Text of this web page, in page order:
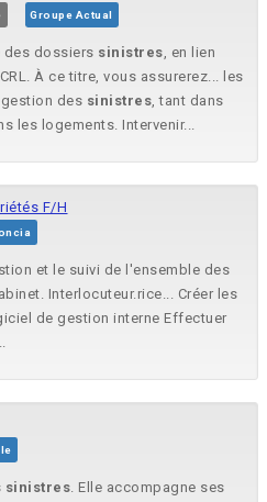
Groupe Actual
des dossiers sinistres, en lien
À ce titre, vous assurerez... les
des sinistres, tant dans
les logements. Intervenir...
F/H
et le suivi de l'ensemble des
Interlocuteur.rice... Créer les
de gestion interne Effectuer
sinistres. Elle accompagne ses